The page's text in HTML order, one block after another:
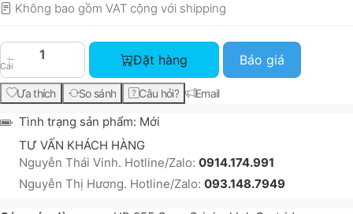
Không bao gồm VAT cộng với shipping
Cái
HP 955 Cyan Original Ink Cartridge (L0S51AA)
Đặt hàng Báo giá
Ưa thích So sánh Câu hỏi? Email
Tình trạng sản phẩm: Mới
TƯ VẤN KHÁCH HÀNG
Nguyễn Thái Vinh. Hotline/Zalo: 0914.174.991
Nguyễn Thị Hương. Hotline/Zalo: 093.148.7949